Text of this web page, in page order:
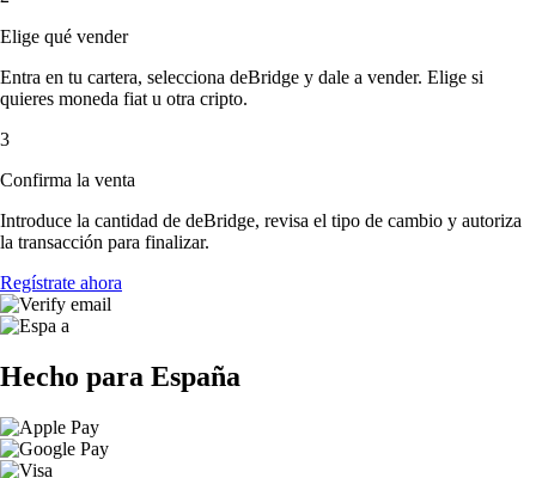
Elige qué vender
Entra en tu cartera, selecciona deBridge y dale a vender. Elige si
quieres moneda fiat u otra cripto.
3
Confirma la venta
Introduce la cantidad de deBridge, revisa el tipo de cambio y autoriza
la transacción para finalizar.
Regístrate ahora
Hecho para España